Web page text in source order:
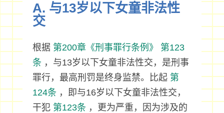
A. 与13岁以下女童非法性
交
根据 第200章《刑事罪行条例》
第123
条，与13岁以下女童非法性交，是刑事
罪行，最高刑罚是终身监禁。比起 第
124条，即与16岁以下女童非法性交，
干犯 第123条，更为严重，因为涉及的